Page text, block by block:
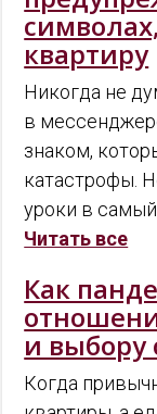
квартиру
Никогда не
в
знаком,
катастрофы.
уроки в
Читать все
Как
и выбору
Когда